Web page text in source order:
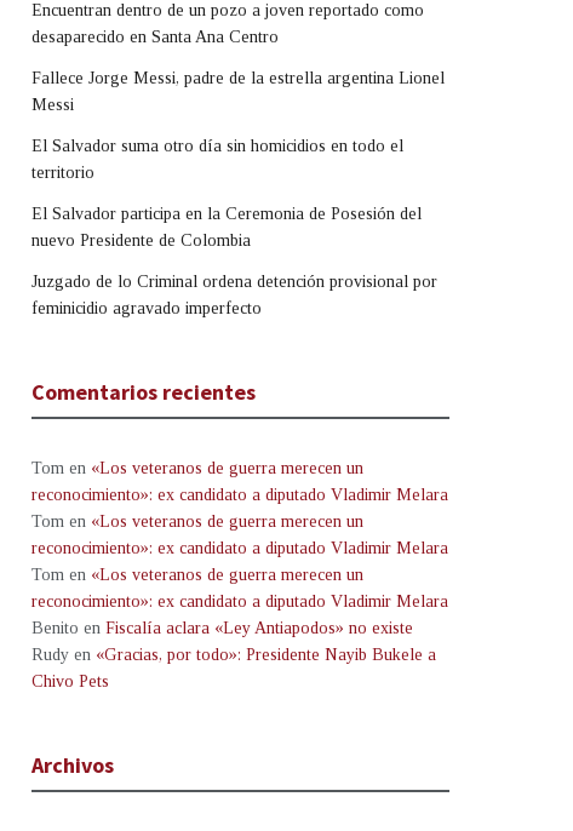
Encuentran dentro de un pozo a joven reportado como
desaparecido en Santa Ana Centro
Fallece Jorge Messi, padre de la estrella argentina Lionel
Messi
El Salvador suma otro día sin homicidios en todo el
territorio
El Salvador participa en la Ceremonia de Posesión del
nuevo Presidente de Colombia
Juzgado de lo Criminal ordena detención provisional por
feminicidio agravado imperfecto
Comentarios recientes
Tom en «Los veteranos de guerra merecen un
reconocimiento»: ex candidato a diputado Vladimir Melara
Tom en «Los veteranos de guerra merecen un
reconocimiento»: ex candidato a diputado Vladimir Melara
Tom en «Los veteranos de guerra merecen un
reconocimiento»: ex candidato a diputado Vladimir Melara
Benito en Fiscalía aclara «Ley Antiapodos» no existe
Rudy en «Gracias, por todo»: Presidente Nayib Bukele a
Chivo Pets
Archivos